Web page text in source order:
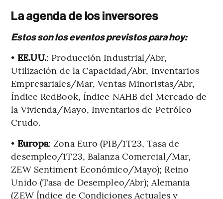
La agenda de los inversores
Estos son los eventos previstos para hoy:
• EE.UU.: Producción Industrial/Abr,
Utilización de la Capacidad/Abr, Inventarios
Empresariales/Mar, Ventas Minoristas/Abr,
Índice RedBook, Índice NAHB del Mercado de
la Vivienda/Mayo, Inventarios de Petróleo
Crudo.
• Europa: Zona Euro (PIB/1T23, Tasa de
desempleo/1T23, Balanza Comercial/Mar,
ZEW Sentiment Económico/Mayo); Reino
Unido (Tasa de Desempleo/Abr); Alemania
(ZEW Índice de Condiciones Actuales y